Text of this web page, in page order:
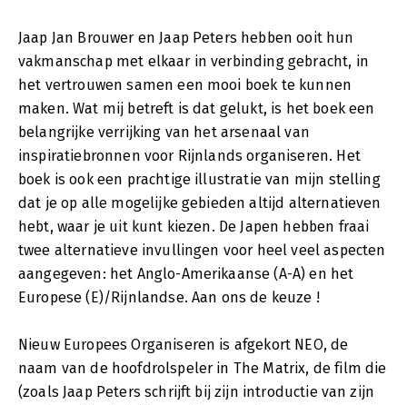
Jaap Jan Brouwer en Jaap Peters hebben ooit hun
vakmanschap met elkaar in verbinding gebracht, in
het vertrouwen samen een mooi boek te kunnen
maken. Wat mij betreft is dat gelukt, is het boek een
belangrijke verrijking van het arsenaal van
inspiratiebronnen voor Rijnlands organiseren. Het
boek is ook een prachtige illustratie van mijn stelling
dat je op alle mogelijke gebieden altijd alternatieven
hebt, waar je uit kunt kiezen. De Japen hebben fraai
twee alternatieve invullingen voor heel veel aspecten
aangegeven: het Anglo-Amerikaanse (A-A) en het
Europese (E)/Rijnlandse. Aan ons de keuze !
Nieuw Europees Organiseren is afgekort NEO, de
naam van de hoofdrolspeler in The Matrix, de film die
(zoals Jaap Peters schrijft bij zijn introductie van zijn